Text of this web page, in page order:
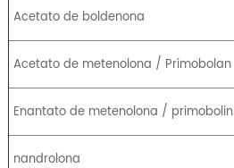
Acetato de boldenona
Acetato de metenolona / Primobolan
Enantato de metenolona / primobolin
nandrolona